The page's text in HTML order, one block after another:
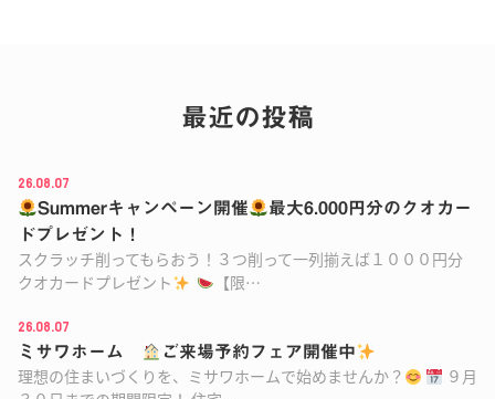
最近の投稿
26.08.07
Summerキャンペーン開催
最大6.000円分のクオカー
ドプレゼント！
スクラッチ削ってもらおう！３つ削って一列揃えば１０００円分
クオカードプレゼント
【限…
26.08.07
ミサワホーム
ご来場予約フェア開催中
理想の住まいづくりを、ミサワホームで始めませんか？
９月